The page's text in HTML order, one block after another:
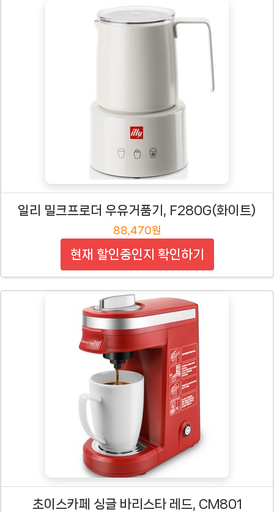
일리 밀크프로더 우유거품기, F280G(화이트)
88,470원
현재 할인중인지 확인하기
초이스카페 싱글 바리스타 레드, CM801